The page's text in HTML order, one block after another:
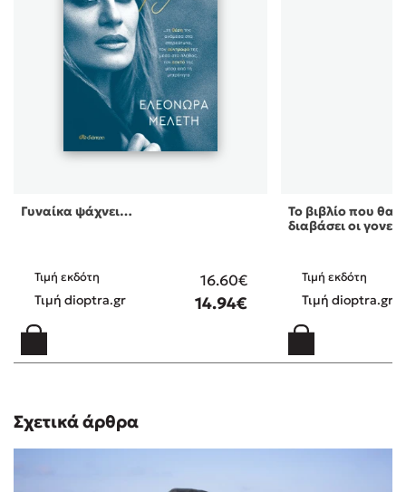
Γυναίκα ψάχνει…
Τιμή εκδότη 16.60€
Τιμή dioptra.gr 14.94€
Το βιβλίο που θα
διαβάσει οι γονεί
Τιμή εκδότη
Τιμή dioptra.gr
Σχετικά άρθρα